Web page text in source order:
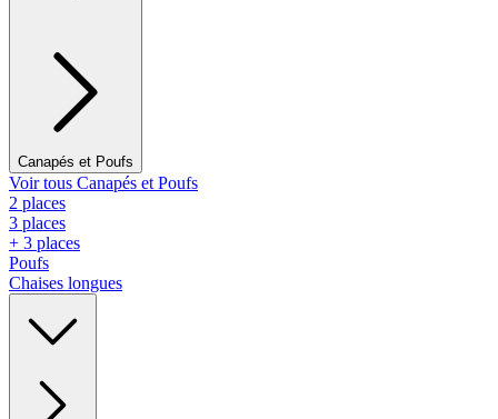
Canapés et Poufs
Voir tous Canapés et Poufs
2 places
3 places
+ 3 places
Poufs
Chaises longues